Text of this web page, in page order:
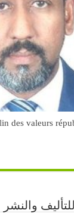
des valeurs
والنشر